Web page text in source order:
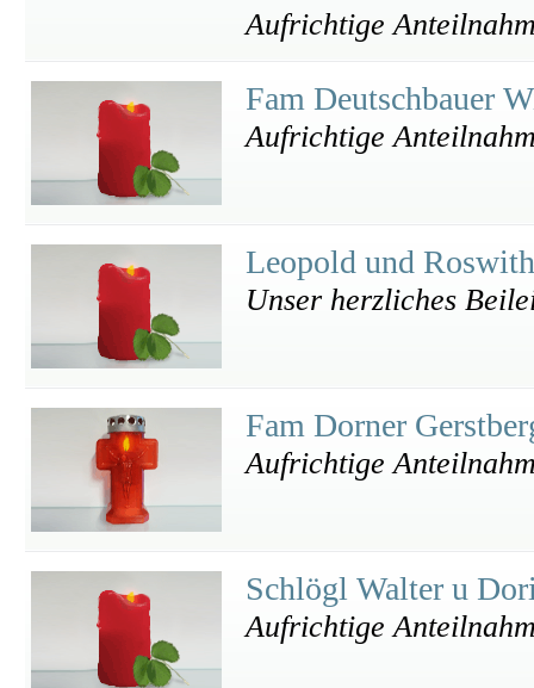
Aufrichtige
Fam Deutschbauer
Aufrichtige
Leopold und
Unser herzliches
Fam Dorner
Aufrichtige
Schlögl Walter u
Aufrichtige